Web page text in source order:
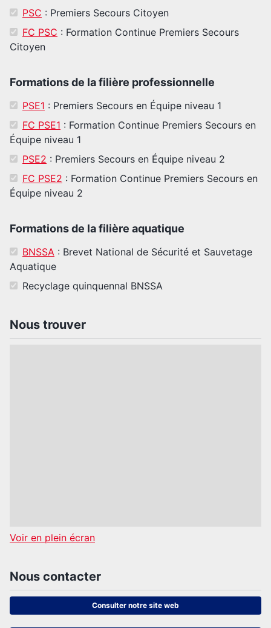
PSC : Premiers Secours Citoyen
FC PSC : Formation Continue Premiers Secours
Citoyen
Formations de la filière professionnelle
PSE1 : Premiers Secours en Équipe niveau 1
FC PSE1 : Formation Continue Premiers Secours en
Équipe niveau 1
PSE2 : Premiers Secours en Équipe niveau 2
FC PSE2 : Formation Continue Premiers Secours en
Équipe niveau 2
Formations de la filière aquatique
BNSSA : Brevet National de Sécurité et Sauvetage
Aquatique
Recyclage quinquennal BNSSA
Nous trouver
Voir en plein écran
Nous contacter
Consulter notre site web